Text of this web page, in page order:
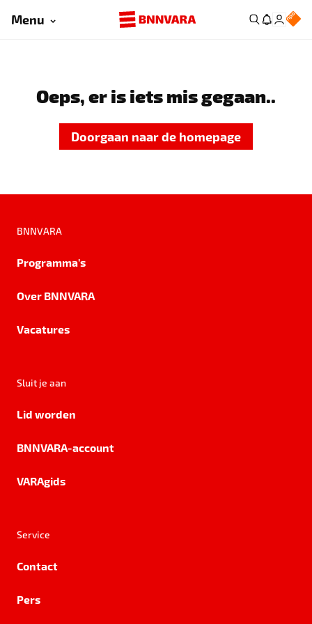
Menu
Oeps, er is iets mis gegaan..
Doorgaan naar de homepage
BNNVARA
Programma's
Over BNNVARA
Vacatures
Sluit je aan
Lid worden
BNNVARA-account
VARAgids
Service
Contact
Pers